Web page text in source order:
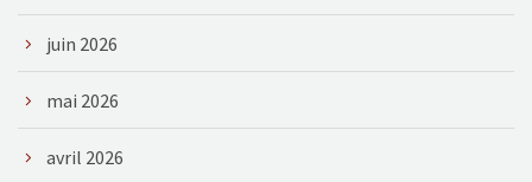
juin 2026
mai 2026
avril 2026